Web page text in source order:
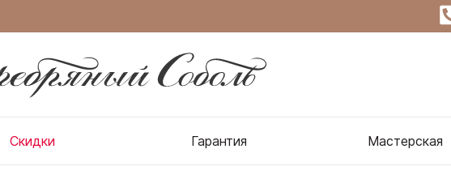
Скидки Гарантия Мастерская